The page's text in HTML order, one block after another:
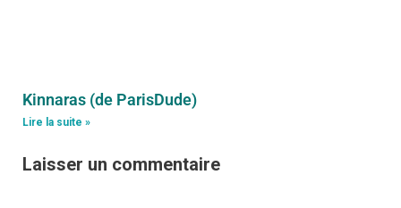
Kinnaras (de ParisDude)
Lire la suite »
Laisser un commentaire